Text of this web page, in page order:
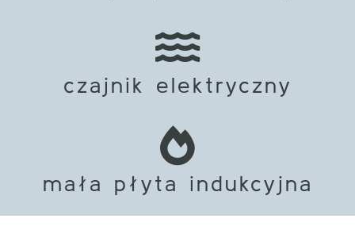
czajnik elektryczny
mała płyta indukcyjna